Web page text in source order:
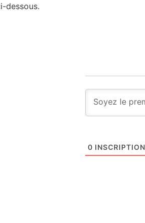
dessous.
0